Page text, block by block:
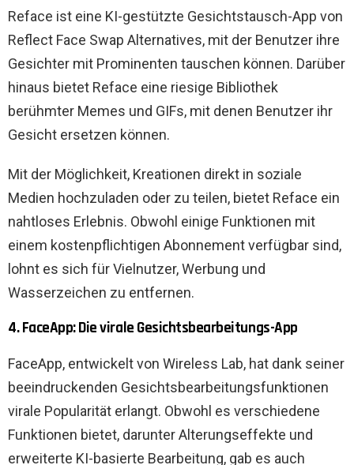
Reface ist eine KI-gestützte Gesichtstausch-App von
Reflect Face Swap Alternatives, mit der Benutzer ihre
Gesichter mit Prominenten tauschen können. Darüber
hinaus bietet Reface eine riesige Bibliothek
berühmter Memes und GIFs, mit denen Benutzer ihr
Gesicht ersetzen können.
Mit der Möglichkeit, Kreationen direkt in soziale
Medien hochzuladen oder zu teilen, bietet Reface ein
nahtloses Erlebnis. Obwohl einige Funktionen mit
einem kostenpflichtigen Abonnement verfügbar sind,
lohnt es sich für Vielnutzer, Werbung und
Wasserzeichen zu entfernen.
4. FaceApp: Die virale Gesichtsbearbeitungs-App
FaceApp, entwickelt von Wireless Lab, hat dank seiner
beeindruckenden Gesichtsbearbeitungsfunktionen
virale Popularität erlangt. Obwohl es verschiedene
Funktionen bietet, darunter Alterungseffekte und
erweiterte KI-basierte Bearbeitung, gab es auch